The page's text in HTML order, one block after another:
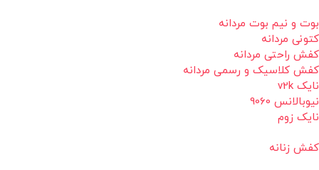
بوت و نیم بوت مردانه
کتونی مردانه
کفش راحتی مردانه
کفش کلاسیک و رسمی مردانه
نایک v2k
نیوبالانس 9060
نایک زوم
کفش زنانه